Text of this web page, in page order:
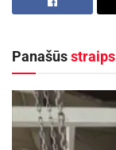
uždarąją
pasaulio
Aktualios
Panašūs